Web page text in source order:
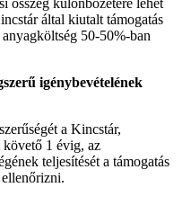
összeg különbözetére lehet
által kiutalt támogatás
50-50%-ban
igénybevételének
a Kincstár,
követő 1 évig, az
teljesítését a támogatás